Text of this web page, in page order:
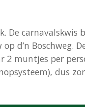
carnavalskwis
d’n Boschweg.
2 muntjes per
dus